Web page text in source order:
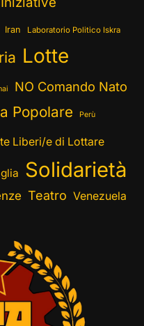
Iran Laboratorio Politico Iskra
Lotte
NO Comando Nato
Popolare Perù
Liberi/e di Lottare
Solidarietà
Teatro Venezuela